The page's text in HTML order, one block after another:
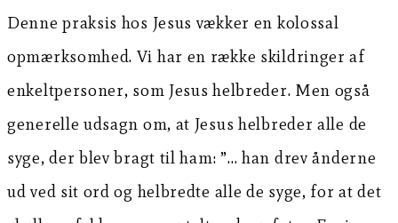
Denne praksis hos Jesus vækker en kolossal
opmærksomhed. Vi har en række skildringer af
enkeltpersoner, som Jesus helbreder. Men også
generelle udsagn om, at Jesus helbreder alle de
syge, der blev bragt til ham: ”… han drev ånderne
ud ved sit ord og helbredte alle de syge, for at det